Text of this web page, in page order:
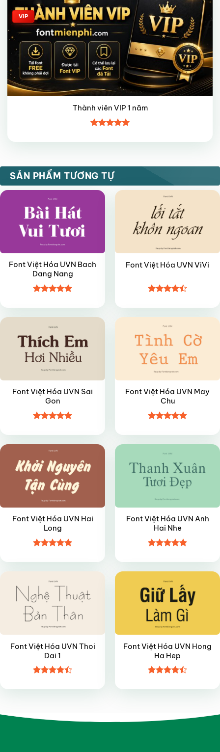
VIP
Thành viên VIP 1 năm
hạng55
SẢN PHẨM TƯƠNG TỰ
VIP
Font Việt Hóa UVN Bach
Dang Nang
hạng4.95
5 sao
Font Việt Hóa UVN ViVi
hạng4.45
Font Việt Hóa UVN Sai
Gon
hạng55
sao
Font Việt Hóa UVN May
Chu
hạng4.85
5 sao
Font Việt Hóa UVN Hai
Long
hạng4.95
Font Việt Hóa UVN Anh
Hai Nhe
hạng4.85
5 sao
Font Việt Hóa UVN Thoi
Dai 1
hạng4.5
Font Việt Hóa UVN Hong
Ha Hep
hạng4.5